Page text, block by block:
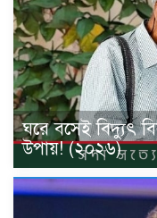
ঘরে বসেই বিদ্যুৎ
উপায়! (২০২৬)